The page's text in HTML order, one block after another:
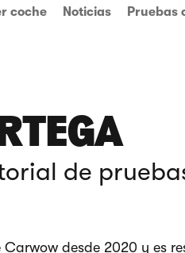
coche Noticias Pruebas
de
desde 2020 y es